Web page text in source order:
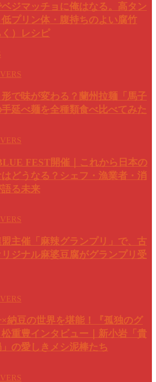
ジマッチョに俺はなる。高タン
プリン体・腹持ちのよい腐竹
く）レシピ
で味が変わる？蘭州拉麺「馬子
延べ麺を全種類食べ比べてみた
FEST開催｜これから日本の
どうなる？シェフ・漁業者・消
る未来
盟主催「麻辣グランプリ」で、古
ジナル麻婆豆腐がグランプリ受
×納豆の世界を堪能！『孤独のグ
重豊インタビュー｜新小岩「貴
の愛しきメシ泥棒たち